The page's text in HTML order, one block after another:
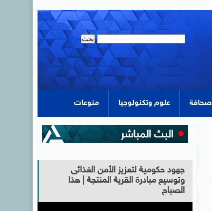
صحافة علوم وتكنولوجيا منوعات
جهود حكومية لتعزيز الأمن الغذائى
وتوسيع مبادرة القرية المنتجة | هذا
الصباح